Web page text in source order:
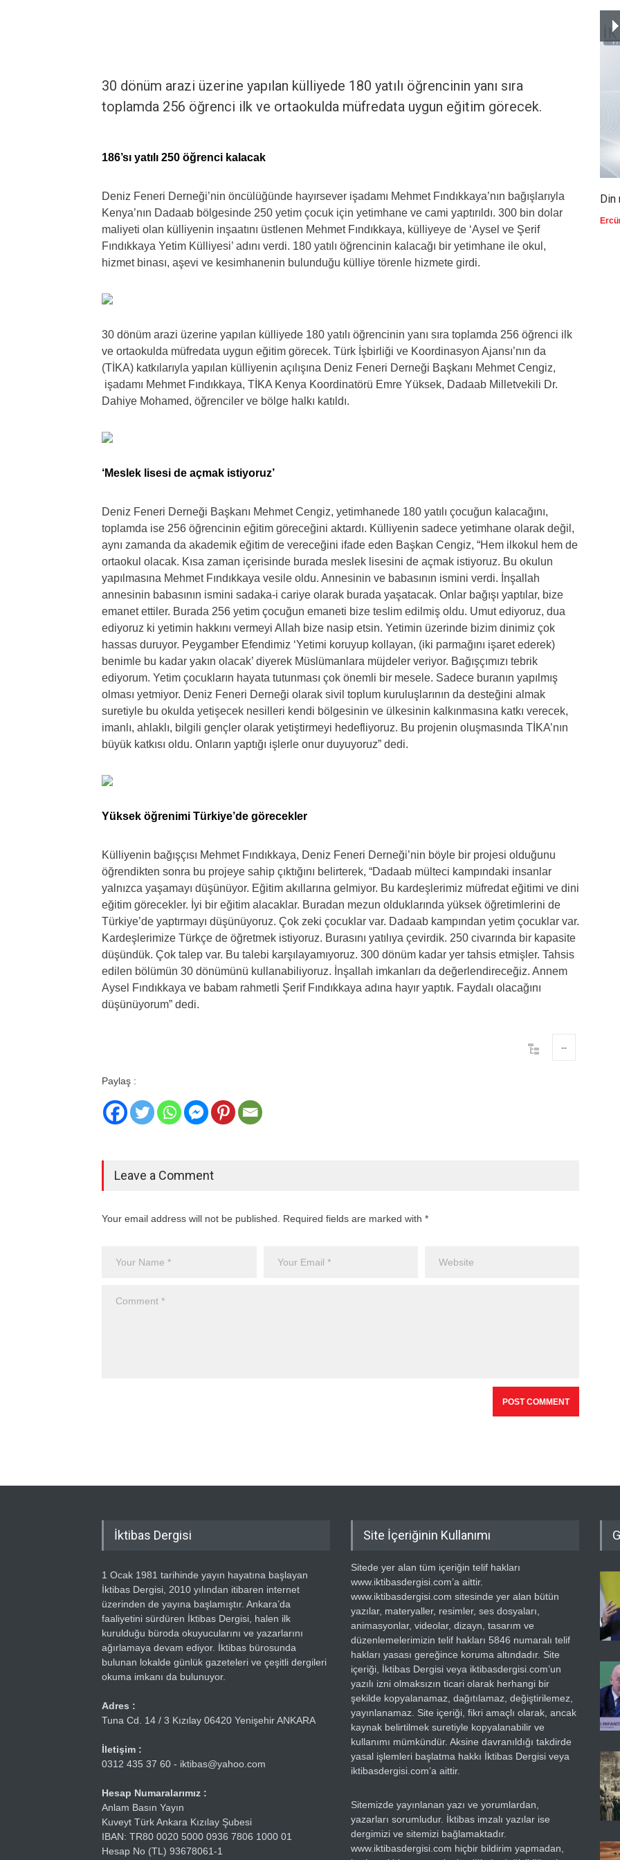
30 dönüm arazi üzerine yapılan külliyede 180 yatılı öğrencinin yanı sıra
toplamda 256 öğrenci ilk ve ortaokulda müfredata uygun eğitim görecek.
186’sı yatılı 250 öğrenci kalacak
Deniz Feneri Derneği’nin öncülüğünde hayırsever işadamı Mehmet Fındıkkaya’nın bağışlarıyla
Kenya’nın Dadaab bölgesinde 250 yetim çocuk için yetimhane ve cami yaptırıldı. 300 bin dolar
maliyeti olan külliyenin inşaatını üstlenen Mehmet Fındıkkaya, külliyeye de ‘Aysel ve Şerif
Fındıkkaya Yetim Külliyesi’ adını verdi. 180 yatılı öğrencinin kalacağı bir yetimhane ile okul,
hizmet binası, aşevi ve kesimhanenin bulunduğu külliye törenle hizmete girdi.
30 dönüm arazi üzerine yapılan külliyede 180 yatılı öğrencinin yanı sıra toplamda 256 öğrenci ilk
ve ortaokulda müfredata uygun eğitim görecek. Türk İşbirliği ve Koordinasyon Ajansı’nın da
(TİKA) katkılarıyla yapılan külliyenin açılışına Deniz Feneri Derneği Başkanı Mehmet Cengiz,
işadamı Mehmet Fındıkkaya, TİKA Kenya Koordinatörü Emre Yüksek, Dadaab Milletvekili Dr.
Dahiye Mohamed, öğrenciler ve bölge halkı katıldı.
‘Meslek lisesi de açmak istiyoruz’
Deniz Feneri Derneği Başkanı Mehmet Cengiz, yetimhanede 180 yatılı çocuğun kalacağını,
toplamda ise 256 öğrencinin eğitim göreceğini aktardı. Külliyenin sadece yetimhane olarak değil,
aynı zamanda da akademik eğitim de vereceğini ifade eden Başkan Cengiz, “Hem ilkokul hem de
ortaokul olacak. Kısa zaman içerisinde burada meslek lisesini de açmak istiyoruz. Bu okulun
yapılmasına Mehmet Fındıkkaya vesile oldu. Annesinin ve babasının ismini verdi. İnşallah
annesinin babasının ismini sadaka-i cariye olarak burada yaşatacak. Onlar bağışı yaptılar, bize
emanet ettiler. Burada 256 yetim çocuğun emaneti bize teslim edilmiş oldu. Umut ediyoruz, dua
ediyoruz ki yetimin hakkını vermeyi Allah bize nasip etsin. Yetimin üzerinde bizim dinimiz çok
hassas duruyor. Peygamber Efendimiz ‘Yetimi koruyup kollayan, (iki parmağını işaret ederek)
benimle bu kadar yakın olacak’ diyerek Müslümanlara müjdeler veriyor. Bağışçımızı tebrik
ediyorum. Yetim çocukların hayata tutunması çok önemli bir mesele. Sadece buranın yapılmış
olması yetmiyor. Deniz Feneri Derneği olarak sivil toplum kuruluşlarının da desteğini almak
suretiyle bu okulda yetişecek nesilleri kendi bölgesinin ve ülkesinin kalkınmasına katkı verecek,
imanlı, ahlaklı, bilgili gençler olarak yetiştirmeyi hedefliyoruz. Bu projenin oluşmasında TİKA’nın
büyük katkısı oldu. Onların yaptığı işlerle onur duyuyoruz” dedi.
Yüksek öğrenimi Türkiye’de görecekler
Külliyenin bağışçısı Mehmet Fındıkkaya, Deniz Feneri Derneği’nin böyle bir projesi olduğunu
öğrendikten sonra bu projeye sahip çıktığını belirterek, “Dadaab mülteci kampındaki insanlar
yalnızca yaşamayı düşünüyor. Eğitim akıllarına gelmiyor. Bu kardeşlerimiz müfredat eğitimi ve dini
eğitim görecekler. İyi bir eğitim alacaklar. Buradan mezun olduklarında yüksek öğretimlerini de
Türkiye’de yaptırmayı düşünüyoruz. Çok zeki çocuklar var. Dadaab kampından yetim çocuklar var.
Kardeşlerimize Türkçe de öğretmek istiyoruz. Burasını yatılıya çevirdik. 250 civarında bir kapasite
düşündük. Çok talep var. Bu talebi karşılayamıyoruz. 300 dönüm kadar yer tahsis etmişler. Tahsis
edilen bölümün 30 dönümünü kullanabiliyoruz. İnşallah imkanları da değerlendireceğiz. Annem
Aysel Fındıkkaya ve babam rahmetli Şerif Fındıkkaya adına hayır yaptık. Faydalı olacağını
düşünüyorum” dedi.
--
Paylaş :
Leave a Comment
Your email address will not be published. Required fields are marked with *
Din
İktibas Dergisi
1 Ocak 1981 tarihinde yayın hayatına başlayan
İktibas Dergisi, 2010 yılından itibaren internet
üzerinden de yayına başlamıştır. Ankara’da
faaliyetini sürdüren İktibas Dergisi, halen ilk
kurulduğu büroda okuyucularını ve yazarlarını
ağırlamaya devam ediyor. İktibas bürosunda
bulunan lokalde günlük gazeteleri ve çeşitli dergileri
okuma imkanı da bulunuyor.
Adres :
Tuna Cd. 14 / 3 Kızılay 06420 Yenişehir ANKARA
İletişim :
0312 435 37 60 - iktibas@yahoo.com
Hesap Numaralarımız :
Anlam Basın Yayın
Kuveyt Türk Ankara Kızılay Şubesi
IBAN: TR80 0020 5000 0936 7806 1000 01
Hesap No (TL) 93678061-1
Site İçeriğinin Kullanımı
Sitede yer alan tüm içeriğin telif hakları
www.iktibasdergisi.com’a aittir.
www.iktibasdergisi.com sitesinde yer alan bütün
yazılar, materyaller, resimler, ses dosyaları,
animasyonlar, videolar, dizayn, tasarım ve
düzenlemelerimizin telif hakları 5846 numaralı telif
hakları yasası gereğince koruma altındadır. Site
içeriği, İktibas Dergisi veya iktibasdergisi.com’un
yazılı izni olmaksızın ticari olarak herhangi bir
şekilde kopyalanamaz, dağıtılamaz, değiştirilemez,
yayınlanamaz. Site içeriği, fikri amaçlı olarak, ancak
kaynak belirtilmek suretiyle kopyalanabilir ve
kullanımı mümkündür. Aksine davranıldığı takdirde
yasal işlemleri başlatma hakkı İktibas Dergisi veya
iktibasdergisi.com’a aittir.
Sitemizde yayınlanan yazı ve yorumlardan,
yazarları sorumludur. İktibas imzalı yazılar ise
dergimizi ve sitemizi bağlamaktadır.
www.iktibasdergisi.com hiçbir bildirim yapmadan,